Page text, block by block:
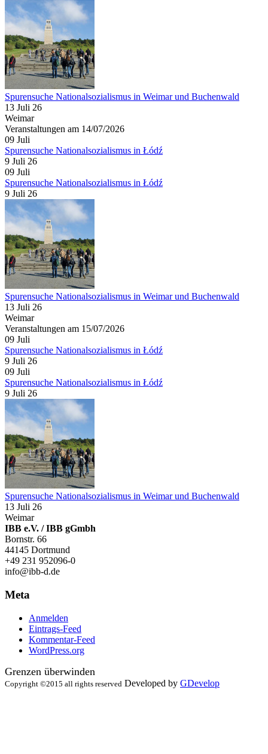
Spurensuche Nationalsozialismus in Weimar und Buchenwald
13 Juli 26
Weimar
Veranstaltungen am 14/07/2026
09 Juli
Spurensuche Nationalsozialismus in Łódź
9 Juli 26
09 Juli
Spurensuche Nationalsozialismus in Łódź
9 Juli 26
Spurensuche Nationalsozialismus in Weimar und Buchenwald
13 Juli 26
Weimar
Veranstaltungen am 15/07/2026
09 Juli
Spurensuche Nationalsozialismus in Łódź
9 Juli 26
09 Juli
Spurensuche Nationalsozialismus in Łódź
9 Juli 26
Spurensuche Nationalsozialismus in Weimar und Buchenwald
13 Juli 26
Weimar
IBB e.V. / IBB gGmbh
Bornstr. 66
44145 Dortmund
+49 231 952096-0
info@ibb-d.de
Meta
Anmelden
Eintrags-Feed
Kommentar-Feed
WordPress.org
Grenzen überwinden
Copyright ©2015 all rights reserved Developed by GDevelop